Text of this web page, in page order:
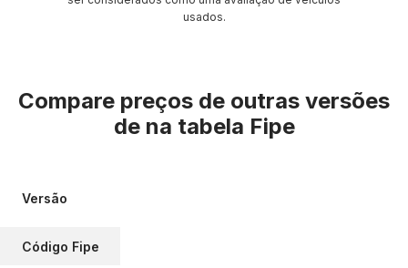
usados.
Compare preços de outras versões
de na tabela Fipe
Versão
Código Fipe